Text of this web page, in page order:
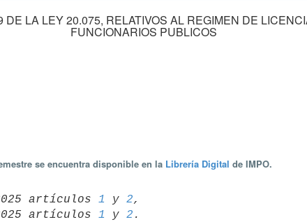
LA LEY 20.075, RELATIVOS AL REGIMEN DE
FUNCIONARIOS PUBLICOS
se encuentra disponible en la Librería Digital de IMPO.
artículos 1 y 2,
2025 artículos
1 y 2